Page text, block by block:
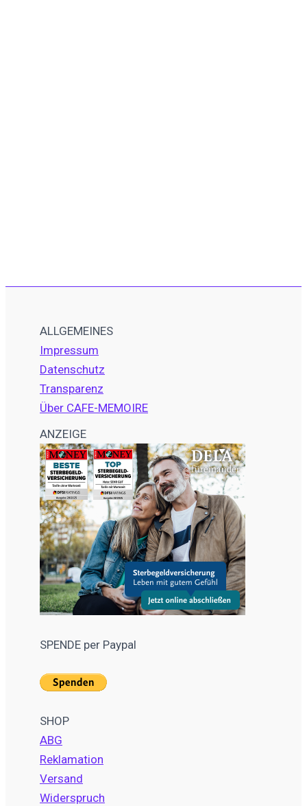
ALLGEMEINES
Impressum
Datenschutz
Transparenz
Über CAFE-MEMOIRE
ANZEIGE
SPENDE per Paypal
SHOP
ABG
Reklamation
Versand
Widerspruch